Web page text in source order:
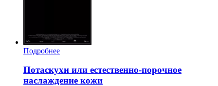
Подробнее
Потаскухи или естественно-порочное
наслаждение кожи